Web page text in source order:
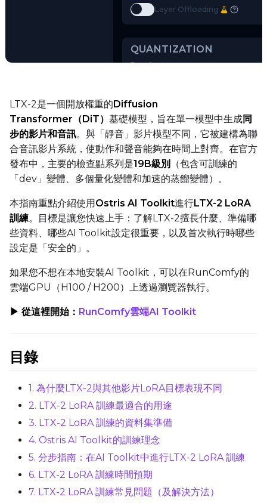
Use a Hugging Face repo ID (e.g.
Toggle Low VRAM
QUANTIZATION
Transformer
qfloat8 (default)
Text Encoder
Compile Options
ToggleCompile Model
Compile Model
TARGET
Target Type
SAVE
Data Type
BF16
Save Every
Max Step Saves to Keep
LTX-2是一個開放權重的Diffusion
Transformer（DiT） 基礎模型，旨在單一模型中生成同
步的影片和音訊。與「靜音」影片模型不同，它被建構為聯
合音訊影片系統，使動作和聲音能夠在時間上對齊。在官方
發布中，主要的檢查點系列是19B級別
（包含可訓練的
「dev」變體、多個量化變體和加速的蒸餾變體）。
本指南重點介紹使用Ostris AI Toolkit進行LTX-2 LoRA
訓練。目標是讓您快速上手：了解LTX-2擅長什麼、準備哪
些資料、哪些AI Toolkit設定很重要，以及首次執行時哪些
設定是「安全的」。
如果您不想在本地安裝AI Toolkit，可以在RunComfy的
雲端GPU（H100 / H200）上透過瀏覽器執行。
▶ 從這裡開始： RunComfy雲端AI Toolkit
目錄
1. 為什麼LTX-2與其他影片LoRA目標表現不同
2. LTX-2 LoRA 訓練最適合的用途
3. LTX-2 LoRA 訓練的資料集準備
4. Ostris AI Toolkit的訓練理念
5. 分步指南：在AI Toolkit中進行LTX-2 LoRA 訓練
6. LTX-2 LoRA 訓練時間預期
7. LTX-2 LoRA 訓練常見問題（及解決方法）